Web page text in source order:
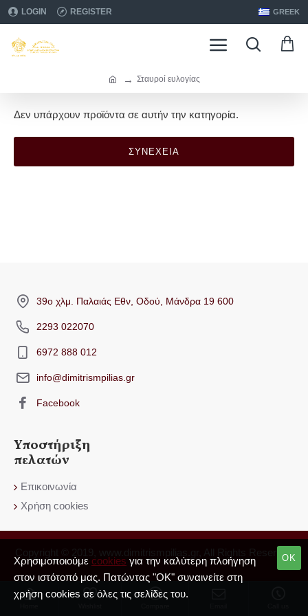
LOGIN REGISTER GREEK
Σταυροί ευλογίας
Δεν υπάρχουν προϊόντα σε αυτήν την κατηγορία.
ΣΥΝΈΧΕΙΑ
39ο χλμ. Παλαιάς Εθν, Οδού, Μάνδρα 19 600
2293 022070
6972 888 012
info@dimitrismpilias.gr
Facebook
Υποστήριξη
πελατών
Επικοινωνία
Χρήση cookies
Copyright © 2019, www.dimitrismpilias.gr, All Rights Reserved
OK
Χρησιμοποιούμε cookies για την καλύτερη πλοήγηση
στον ιστότοπό μας. Πατώντας "OK" συναινείτε στη
χρήση cookies σε όλες τις σελίδες του.